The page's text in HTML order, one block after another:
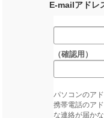
E-mailアドレ
（確認用）
パソコンのア
携帯電話のア
な連絡が届か